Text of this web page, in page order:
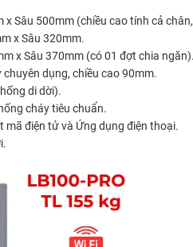
x Sâu 500mm (chiều cao tính cả
x Sâu 320mm.
x Sâu 370mm (có 01 đợt chia ngăn).
dụng, chiều cao 90mm.
di dời).
cháy tiêu chuẩn.
điện tử và Ứng dụng điện thoại.